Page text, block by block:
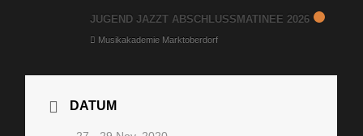
JUGEND JAZZT ABSCHLUSSMATINEE 2026
Musikakademie Marktoberdorf
DATUM